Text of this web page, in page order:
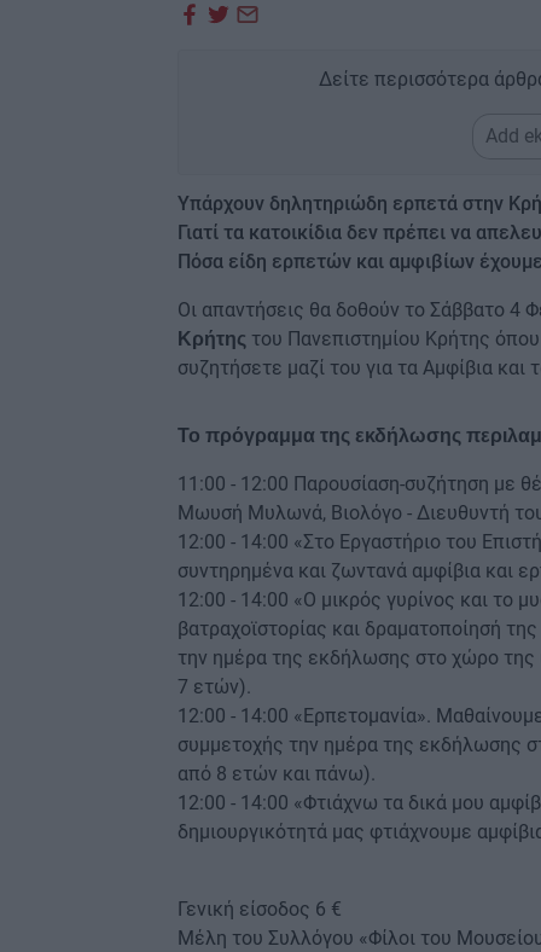
Δείτε περισσότερα
Add
Υπάρχουν δηλητηριώδη ερπετά στην
Γιατί τα κατοικίδια δεν πρέπει να
Πόσα είδη ερπετών και αμφιβίων
Οι απαντήσεις θα δοθούν το Σάββατο 4
Κρήτης του Πανεπιστημίου Κρήτης
συζητήσετε μαζί του για τα Αμφίβια
Το πρόγραμμα της εκδήλωσης
11:00 - 12:00 Παρουσίαση-συζήτηση με
Μωυσή Μυλωνά, Βιολόγο - Διευθυντή
12:00 - 14:00 «Στο Eργαστήριο του
συντηρημένα και ζωντανά αμφίβια και
12:00 - 14:00 «Ο μικρός γυρίνος και το
βατραχοϊστορίας και δραματοποίησή
την ημέρα της εκδήλωσης στο χώρο της
7 ετών).
12:00 - 14:00 «Ερπετομανία».
συμμετοχής την ημέρα της εκδήλωσης
από 8 ετών και πάνω).
12:00 - 14:00 «Φτιάχνω τα δικά μου
δημιουργικότητά μας φτιάχνουμε
Γενική είσοδος 6 €
Μέλη του Συλλόγου «Φίλοι του